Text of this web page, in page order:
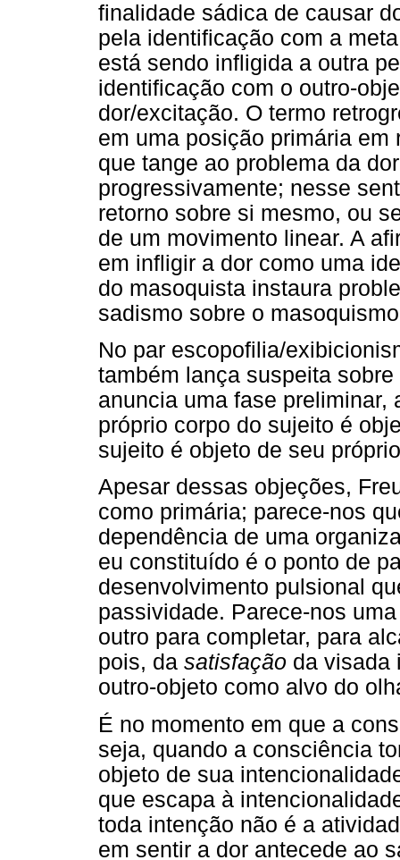
finalidade sádica de causar
pela identificação com a
está sendo infligida a outra
identificação com o outro-
dor/excitação. O termo
em uma posição primária
que tange ao problema da
progressivamente; nesse
retorno sobre si mesmo, ou
de um movimento linear. A
em infligir a dor como uma
do masoquista instaura
sadismo sobre o
No par escopofilia/
também lança suspeita
anuncia uma fase preliminar,
próprio corpo do sujeito é
sujeito é objeto de seu
Apesar dessas objeções,
como primária; parece-nos
dependência de uma
eu constituído é o ponto de
desenvolvimento pulsional
passividade. Parece-nos
outro para completar, para
pois, da satisfação da visada
outro-objeto como alvo do
É no momento em que a
seja, quando a consciência
objeto de sua
que escapa à
toda intenção não é a
em sentir a dor antecede ao